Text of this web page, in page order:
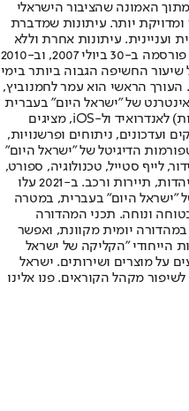
האמונה שהציבור הישראלי
ומדויקת יותר. עיתונות שמדברת
ועניינית. עיתונות אחרת וללא
תשלום. המהדורה המודפסת הראשונה פורסמה ב-30 ביולי 2007, וב-2010
שיעור החשיפה הגבוה ביותר בימי
העורך הראשי הוא עמר לחמנוביץ,
של "ישראל היום" בעברית
ובאנגלית, כמו כן היישומונים (אפליקציות) לאנדרואיד ול-iOS, מציגים
ועדכונים, ניתוחים ופרשנויות,
הדיגיטל של "ישראל היום"
לייף סטייל, טכנולוגיה, ספורט,
כלכלה וצרכנות, בריאות, חיילים, אוכל, יהדות, תיירות ורכב. ב-2021 עלו
"ישראל היום" בעברית, במטרה
ונוחה. תכני המהדורה
יומית מקוונת, ואפשר
הייחודי "הקליקה של ישראל
על מוצרים ושירותים. ישראל
מקהל הקוראים. פנו אלינו